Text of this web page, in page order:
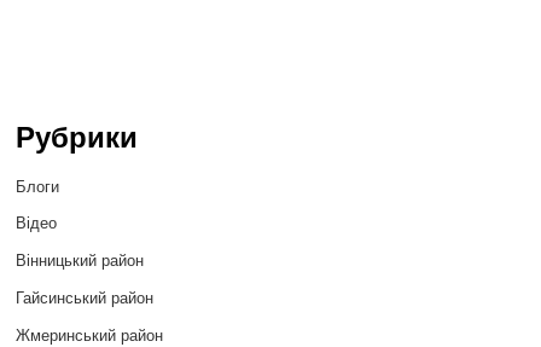
Рубрики
Блоги
Відео
Вінницький район
Гайсинський район
Жмеринський район